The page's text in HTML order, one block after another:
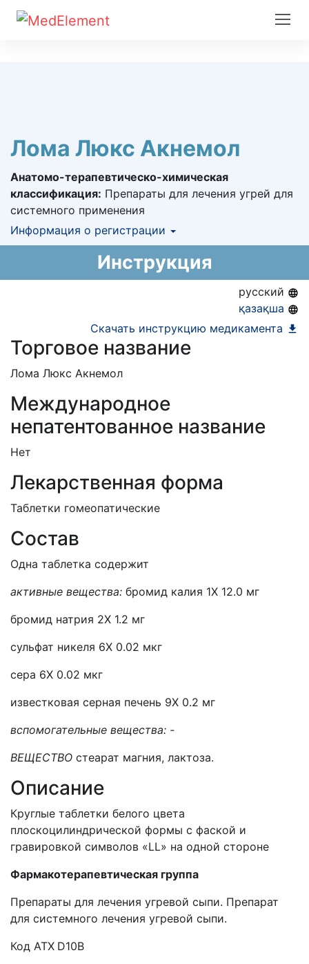
Лома Люкс Акнемол
Анатомо-терапевтическо-химическая
классификация: Препараты для лечения угрей для
системного применения
Информация о регистрации
Информация о регистрации в РК:02.12.2014 -
Инструкция
русский
қазақша
Скачать инструкцию медикамента
Торговое название
Лома Люкс Акнемол
Международное
непатентованное название
Нет
Лекарственная форма
Таблетки гомеопатические
Состав
Одна таблетка содержит
активные вещества: бромид калия 1Х 12.0 мг
бромид натрия 2Х 1.2 мг
сульфат никеля 6Х 0.02 мкг
сера 6Х 0.02 мкг
известковая серная печень 9Х 0.2 мг
вспомогательные вещества: -
ВЕЩЕСТВО стеарат магния, лактоза.
Описание
Круглые таблетки белого цвета
плоскоцилиндрической формы с фаской и
гравировкой символов «LL» на одной стороне
Фармакотерапевтическая группа
Препараты для лечения угревой сыпи. Препарат
для системного лечения угревой сыпи.
Код АТХ D10В